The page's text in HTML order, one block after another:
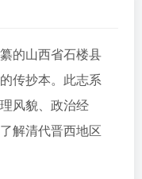
的山西省石楼县
传抄本。此志系
风貌、政治经
解清代晋西地区